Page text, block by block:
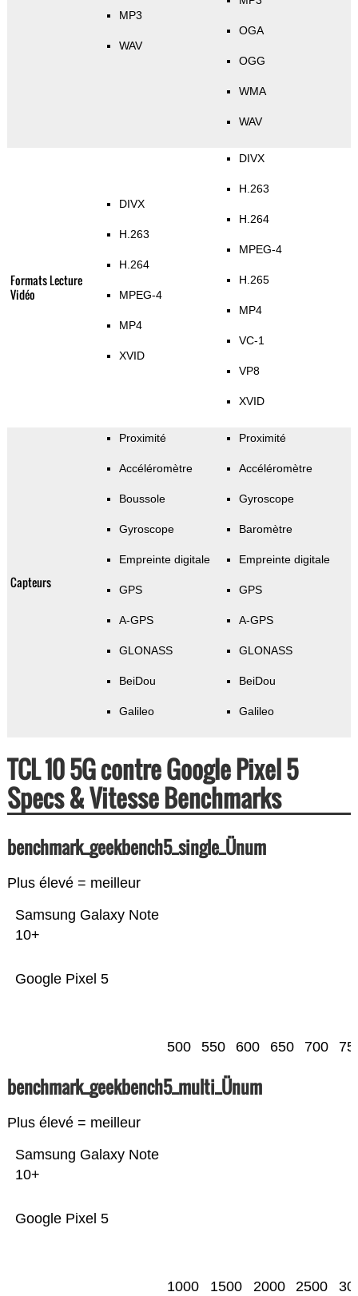
MP3
WAV
OGA
OGG
WMA
WAV
Formats Lecture
Vidéo
DIVX
H.263
H.264
MPEG-4
MP4
XVID
DIVX
H.263
H.264
MPEG-4
H.265
MP4
VC-1
VP8
XVID
Capteurs
Proximité
Accéléromètre
Boussole
Gyroscope
Empreinte digitale
GPS
A-GPS
GLONASS
BeiDou
Galileo
Proximité
Accéléromètre
Gyroscope
Baromètre
Empreinte digitale
GPS
A-GPS
GLONASS
BeiDou
Galileo
TCL 10 5G contre Google Pixel 5
Specs & Vitesse Benchmarks
benchmark_geekbench5_single_Ünum
Plus élevé = meilleur
Google Pixel 5
Samsung Galaxy Note
10+
500 550 600 650 700
benchmark_geekbench5_multi_Ünum
Plus élevé = meilleur
Google Pixel 5
Samsung Galaxy Note
10+
1000 1500 2000 2500